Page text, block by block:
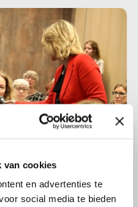
van cookies
en advertenties te
social media te bieden